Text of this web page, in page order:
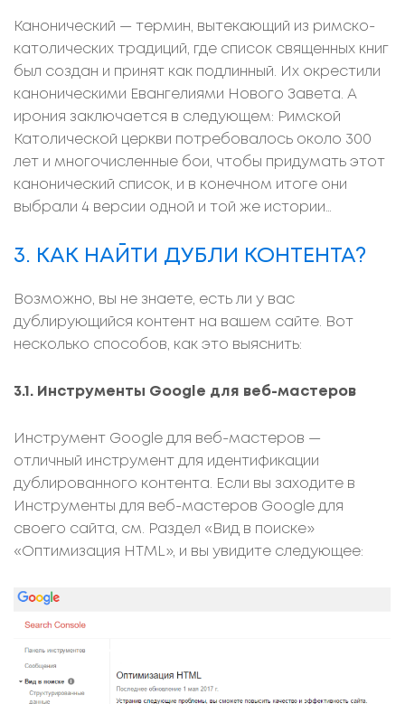
Канонический — термин, вытекающий из римско-
католических традиций, где список священных книг
был создан и принят как подлинный. Их окрестили
каноническими Евангелиями Нового Завета. А
ирония заключается в следующем: Римской
Католической церкви потребовалось около 300
лет и многочисленные бои, чтобы придумать этот
канонический список, и в конечном итоге они
выбрали 4 версии одной и той же истории…
3. КАК НАЙТИ ДУБЛИ КОНТЕНТА?
Возможно, вы не знаете, есть ли у вас
дублирующийся контент на вашем сайте. Вот
несколько способов, как это выяснить:
3.1. Инструменты Google для веб-мастеров
Инструмент Google для веб-мастеров —
отличный инструмент для идентификации
дублированного контента. Если вы заходите в
Инструменты для веб-мастеров Google для
своего сайта, см. Раздел «Вид в поиске»
«Оптимизация HTML», и вы увидите следующее: